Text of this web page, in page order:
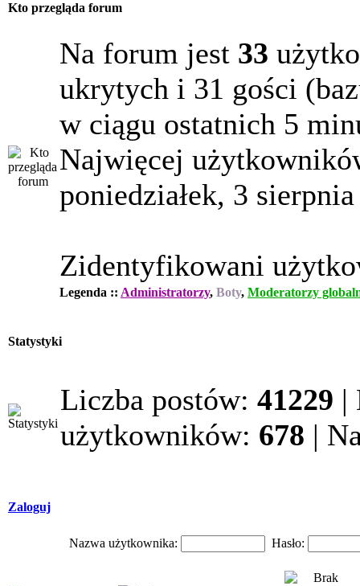
Kto przegląda forum
Na forum jest 33
ukrytych i 31 gości
w ciągu ostatnich 5
Najwięcej
poniedziałek, 3
Zidentyfikowani
Legenda :: Administratorzy, Boty, Moderatorzy
Statystyki
Liczba postów: 41229 |
użytkowników: 678 |
Zaloguj
Nazwa użytkownika: Hasło: